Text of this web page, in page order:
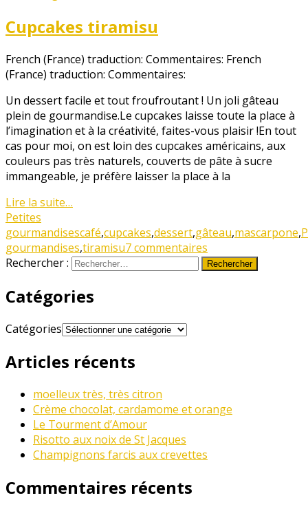
Cupcakes tiramisu
French (France) traduction: Commentaires: French
(France) traduction: Commentaires:
Un dessert facile et tout froufroutant ! Un joli gâteau
plein de gourmandise.Le cupcakes laisse toute la place à
l’imagination et à la créativité, faites-vous plaisir !En tout
cas pour moi, on est loin des cupcakes américains, aux
couleurs pas très naturels, couverts de pâte à sucre
immangeable, je préfère laisser la place à la
Lire la suite…
Petites
gourmandisescafé,cupcakes,dessert,gâteau,mascarpone,
gourmandises,tiramisu7 commentaires
Rechercher :
Catégories
Catégories
Articles récents
moelleux très, très citron
Crème chocolat, cardamome et orange
Le Tourment d’Amour
Risotto aux noix de St Jacques
Champignons farcis aux crevettes
Commentaires récents